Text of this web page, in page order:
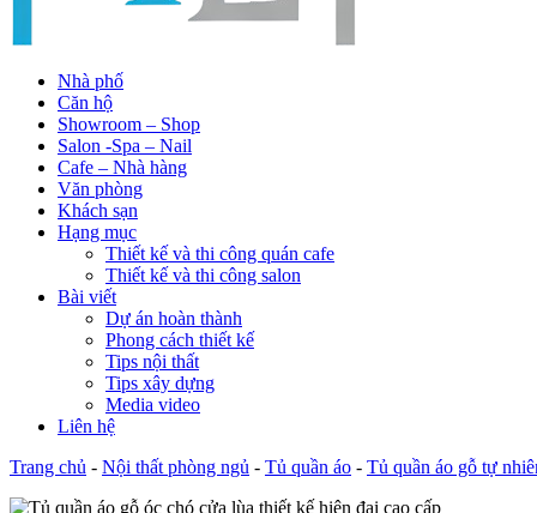
Nhà phố
Căn hộ
Showroom – Shop
Salon -Spa – Nail
Cafe – Nhà hàng
Văn phòng
Khách sạn
Hạng mục
Thiết kế và thi công quán cafe
Thiết kế và thi công salon
Bài viết
Dự án hoàn thành
Phong cách thiết kế
Tips nội thất
Tips xây dựng
Media video
Liên hệ
Trang chủ - Nội thất phòng ngủ - Tủ quần áo - Tủ quần áo gỗ tự